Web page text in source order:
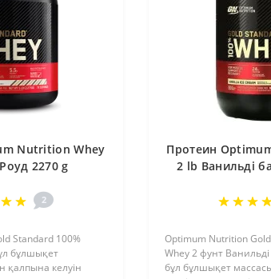
Nutrition Whey
2270 g
2
Standard 100%
бұлшықет
қалпына келуін
Протеин
2 lb Ванильді
Optimum Nutrition
Whey 2 фунт
бұл бұлшықет